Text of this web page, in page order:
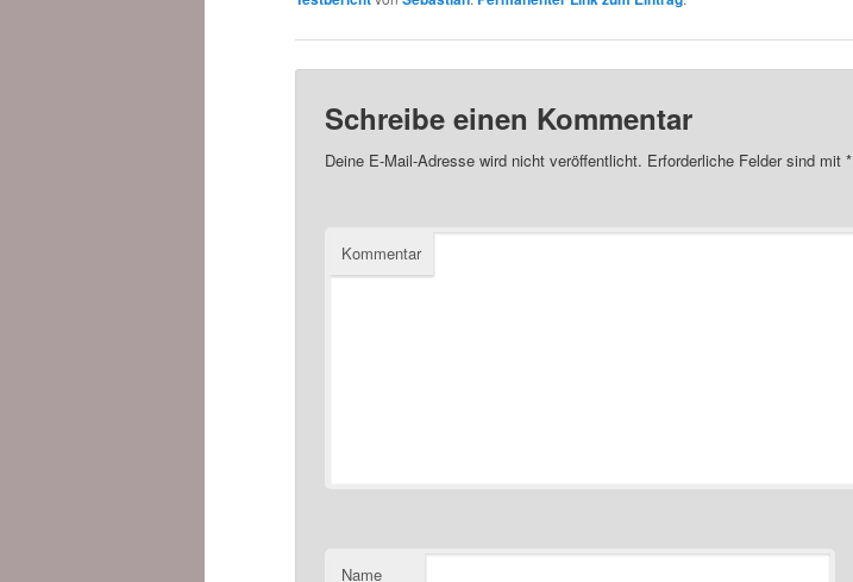
Schreibe einen Kommentar
Deine E-Mail-Adresse wird nicht veröffentlicht. Erforderliche Felder sind mit*
Kommentar
Name